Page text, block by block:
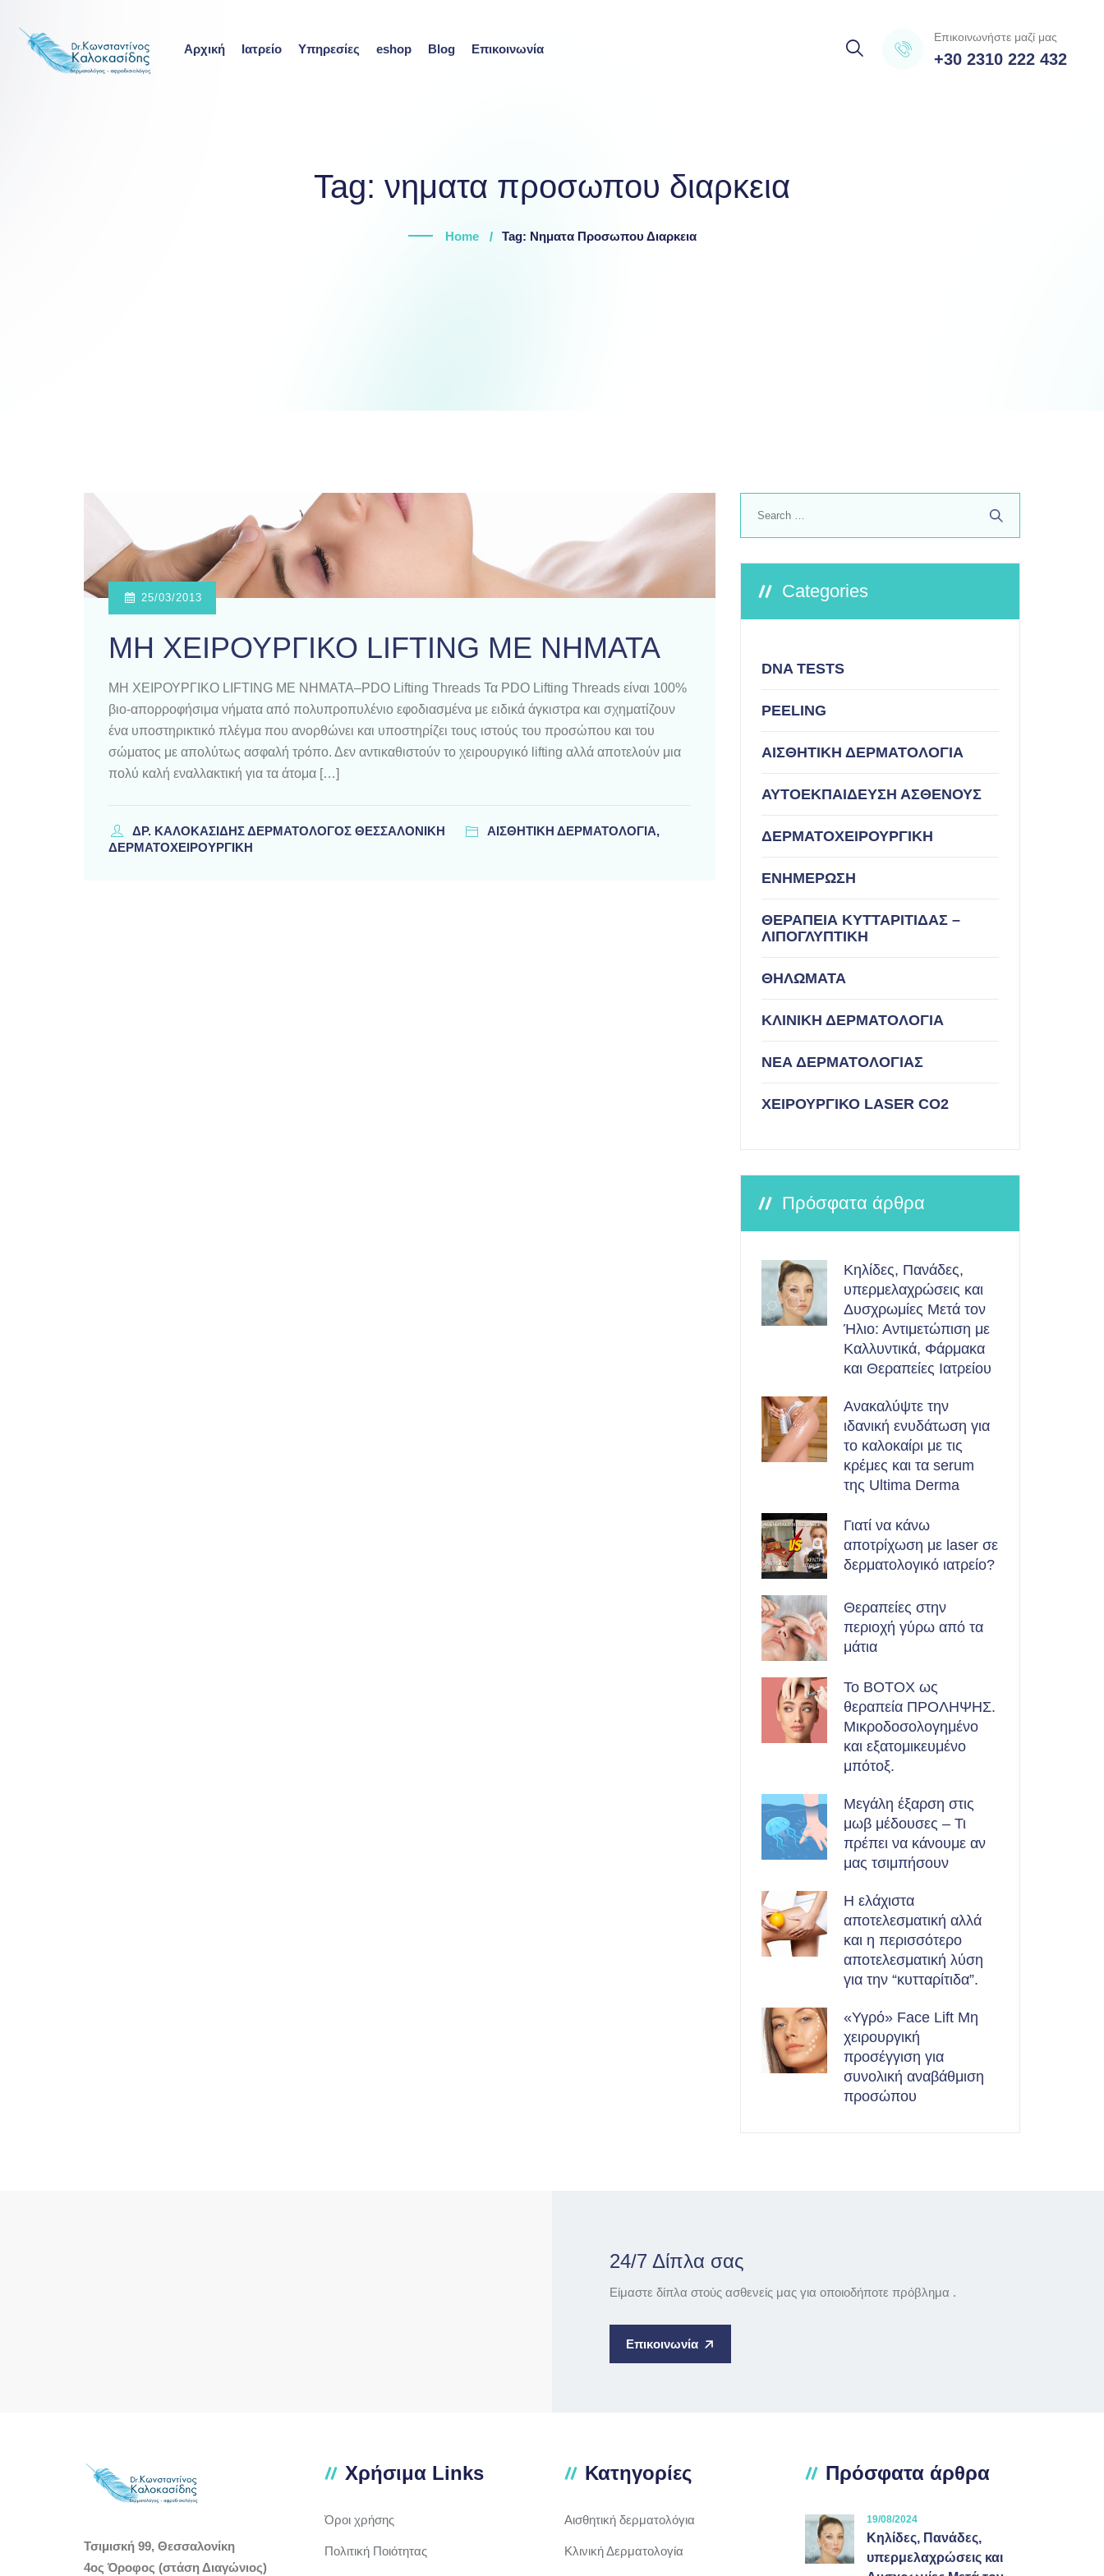
content
Αρχική Ιατρείο Υπηρεσίες eshop Blog Επικοινωνία
Επικοινωνήστε μαζί μας
+30 2310 222 432
Tag: νηματα προσωπου διαρκεια
Home Tag: Νηματα Προσωπου Διαρκεια
25/03/2013
ΜΗ ΧΕΙΡΟΥΡΓΙΚΟ LIFTING ΜΕ ΝΗΜΑΤΑ
ΜΗ ΧΕΙΡΟΥΡΓΙΚΟ LIFTING ΜΕ ΝΗΜΑΤΑ–PDO Lifting Threads Τα PDO Lifting Threads είναι 100%
βιο-απορροφήσιμα νήματα από πολυπροπυλένιο εφοδιασμένα με ειδικά άγκιστρα και σχηματίζουν
ένα υποστηρικτικό πλέγμα που ανορθώνει και υποστηρίζει τους ιστούς του προσώπου και του
σώματος με απολύτως ασφαλή τρόπο. Δεν αντικαθιστούν το χειρουργικό lifting αλλά αποτελούν μια
πολύ καλή εναλλακτική για τα άτομα […]
ΔΡ. ΚΑΛΟΚΑΣΊΔΗΣ ΔΕΡΜΑΤΟΛΌΓΟΣ ΘΕΣΣΑΛΟΝΊΚΗ
ΑΙΣΘΗΤΙΚΗ ΔΕΡΜΑΤΟΛΟΓΙΑ,
ΔΕΡΜΑΤΟΧΕΙΡΟΥΡΓΙΚΗ
Categories
DNA TESTS
PEELING
ΑΙΣΘΗΤΙΚΗ ΔΕΡΜΑΤΟΛΟΓΙΑ
ΑΥΤΟΕΚΠΑΙΔΕΥΣΗ ΑΣΘΕΝΟΥΣ
ΔΕΡΜΑΤΟΧΕΙΡΟΥΡΓΙΚΗ
ΕΝΗΜΕΡΩΣΗ
ΘΕΡΑΠΕΙΑ ΚΥΤΤΑΡΙΤΙΔΑΣ –
ΛΙΠΟΓΛΥΠΤΙΚΗ
ΘΗΛΩΜΑΤΑ
ΚΛΙΝΙΚΗ ΔΕΡΜΑΤΟΛΟΓΙΑ
ΝΕΑ ΔΕΡΜΑΤΟΛΟΓΙΑΣ
ΧΕΙΡΟΥΡΓΙΚΟ LASER CO2
Πρόσφατα άρθρα
Κηλίδες, Πανάδες,
υπερμελαχρώσεις και
Δυσχρωμίες Μετά τον
Ήλιο: Αντιμετώπιση με
Καλλυντικά, Φάρμακα
και Θεραπείες Ιατρείου
Ανακαλύψτε την
ιδανική ενυδάτωση για
το καλοκαίρι με τις
κρέμες και τα serum
της Ultima Derma
Γιατί να κάνω
αποτρίχωση με laser σε
δερματολογικό ιατρείο?
Θεραπείες στην
περιοχή γύρω από τα
μάτια
Το BOTOX ως
θεραπεία ΠΡΟΛΗΨΗΣ.
Μικροδοσολογημένο
και εξατομικευμένο
μπότοξ.
Μεγάλη έξαρση στις
μωβ μέδουσες – Τι
πρέπει να κάνουμε αν
μας τσιμπήσουν
Η ελάχιστα
αποτελεσματική αλλά
και η περισσότερο
αποτελεσματική λύση
για την “κυτταρίτιδα”.
«Υγρό» Face Lift Μη
χειρουργική
προσέγγιση για
συνολική αναβάθμιση
προσώπου
24/7 Δίπλα σας
Είμαστε δίπλα στούς ασθενείς μας για οποιοδήποτε πρόβλημα .
Επικοινωνία
Τσιμισκή 99, Θεσσαλονίκη
4ος Όροφος (στάση Διαγώνιος)
Χρήσιμα Links
Όροι χρήσης
Πολιτική Ποιότητας
Κατηγορίες
Αισθητική δερματολόγια
Κλινική Δερματολογία
Πρόσφατα άρθρα
19/08/2024
Κηλίδες, Πανάδες,
υπερμελαχρώσεις και